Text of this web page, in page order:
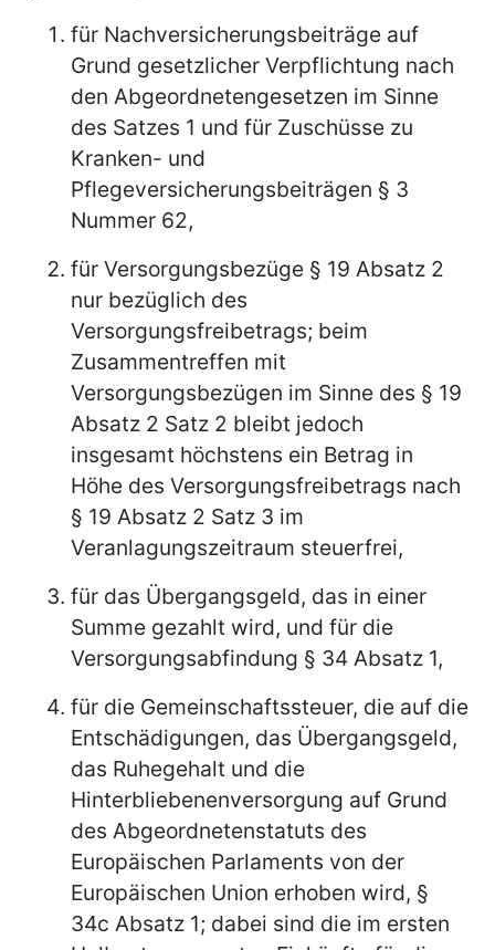
für Nachversicherungsbeiträge auf
Grund gesetzlicher Verpflichtung nach
den Abgeordnetengesetzen im Sinne
des Satzes 1 und für Zuschüsse zu
Kranken- und
Pflegeversicherungsbeiträgen § 3
Nummer 62,
für Versorgungsbezüge § 19 Absatz 2
nur bezüglich des
Versorgungsfreibetrags; beim
Zusammentreffen mit
Versorgungsbezügen im Sinne des § 19
Absatz 2 Satz 2 bleibt jedoch
insgesamt höchstens ein Betrag in
Höhe des Versorgungsfreibetrags nach
§ 19 Absatz 2 Satz 3 im
Veranlagungszeitraum steuerfrei,
für das Übergangsgeld, das in einer
Summe gezahlt wird, und für die
Versorgungsabfindung § 34 Absatz 1,
für die Gemeinschaftssteuer, die auf die
Entschädigungen, das Übergangsgeld,
das Ruhegehalt und die
Hinterbliebenenversorgung auf Grund
des Abgeordnetenstatuts des
Europäischen Parlaments von der
Europäischen Union erhoben wird, §
34c Absatz 1; dabei sind die im ersten